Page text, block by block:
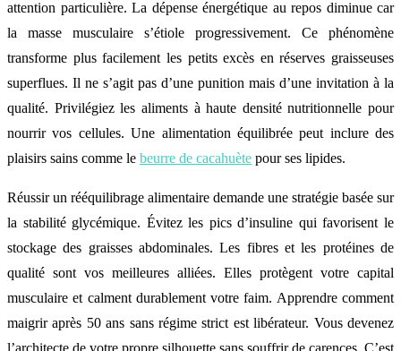
attention particulière. La dépense énergétique au repos diminue car
la masse musculaire s’étiole progressivement. Ce phénomène
transforme plus facilement les petits excès en réserves graisseuses
superflues. Il ne s’agit pas d’une punition mais d’une invitation à la
qualité. Privilégiez les aliments à haute densité nutritionnelle pour
nourrir vos cellules. Une alimentation équilibrée peut inclure des
plaisirs sains comme le beurre de cacahuète pour ses lipides.
Réussir un rééquilibrage alimentaire demande une stratégie basée sur
la stabilité glycémique. Évitez les pics d’insuline qui favorisent le
stockage des graisses abdominales. Les fibres et les protéines de
qualité sont vos meilleures alliées. Elles protègent votre capital
musculaire et calment durablement votre faim. Apprendre comment
maigrir après 50 ans sans régime strict est libérateur. Vous devenez
l’architecte de votre propre silhouette sans souffrir de carences. C’est